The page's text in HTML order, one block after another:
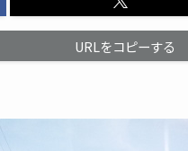
URLをコピーする